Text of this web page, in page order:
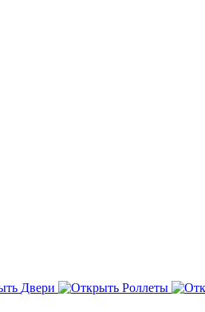
Двери Роллеты